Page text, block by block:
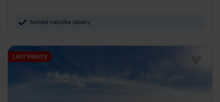
bohatá nabídka zábavy
LAST MINUTE